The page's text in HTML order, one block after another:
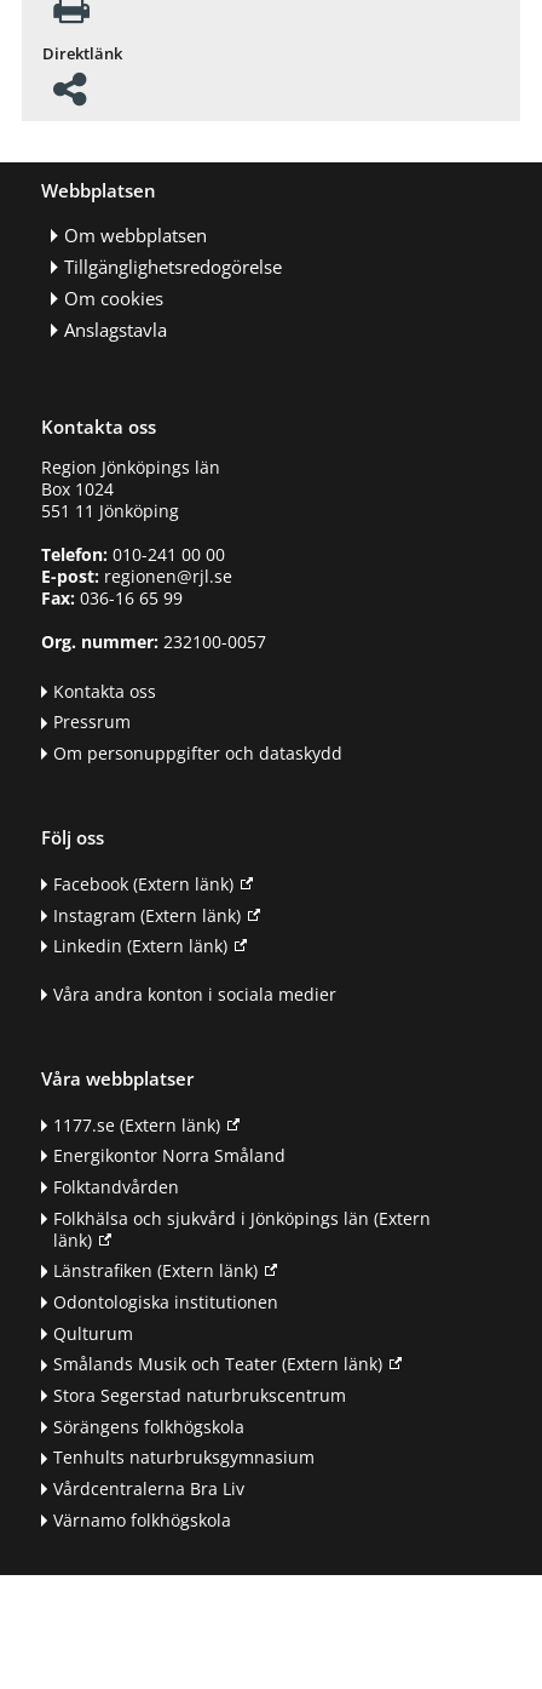
Direktlänk
Webbplatsen
Om webbplatsen
Tillgänglighetsredogörelse
Om cookies
Anslagstavla
Kontakta oss
Region Jönköpings län
Box 1024
551 11 Jönköping
Telefon:010-241 00 00
E-post:regionen@rjl.se
Fax: 036-16 65 99
Org. nummer:232100-0057
Kontakta oss
Pressrum
Om personuppgifter och dataskydd
Följ oss
Facebook(Extern länk)
Instagram (Extern länk)
Linkedin (Extern länk)
Våra andra konton i sociala medier
Våra webbplatser
1177.se(Extern länk)
Energikontor Norra Småland
Folktandvården
Folkhälsa och sjukvård i Jönköpings län (Extern
länk)
Länstrafiken (Extern länk)
Odontologiska institutionen
Qulturum
Smålands Musik och Teater(Extern länk)
Stora Segerstad naturbrukscentrum
Sörängens folkhögskola
Tenhults naturbruksgymnasium
Vårdcentralerna Bra Liv
Värnamo folkhögskola